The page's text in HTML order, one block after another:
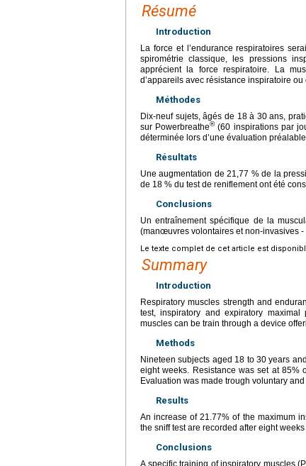
Résumé
Introduction
La force et l’endurance respiratoires
spirométrie classique, les pressions
apprécient la force respiratoire. La
d’appareils avec résistance inspiratoire ou
Méthodes
Dix-neuf sujets, âgés de 18 à 30 ans,
sur Powerbreathe®(60 inspirations par
déterminée lors d’une évaluation
Résultats
Une augmentation de 21,77 % de la
de 18 % du test de reniflement ont été
Conclusions
Un entraînement spécifique de la
(manœuvres volontaires et non-invasives -
Le texte complet de cet article est
Summary
Introduction
Respiratory muscles strength and
test, inspiratory and expiratory maximal
muscles can be train through a device
Methods
Nineteen subjects aged 18 to 30 years
eight weeks. Resistance was set at 85%
Evaluation was made trough voluntary
Results
An increase of 21.77% of the maximum
the sniff test are recorded after eight
Conclusions
A specific training of inspiratory muscles